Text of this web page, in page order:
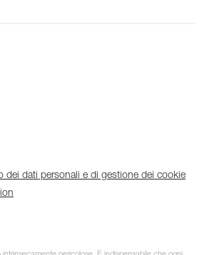
dei dati personali e di gestione dei cookie